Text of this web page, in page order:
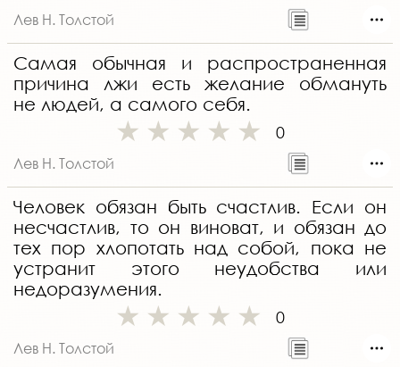
Лев Н. Толстой
Самая обычная и распространенная
причина лжи есть желание обмануть
не людей, а самого себя.
0
Лев Н. Толстой
Человек обязан быть счастлив. Если он
несчастлив, то он виноват, и обязан до
тех пор хлопотать над собой, пока не
устранит этого неудобства или
недоразумения.
0
Лев Н. Толстой